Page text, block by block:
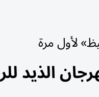
لأول مرة
للرطب 23